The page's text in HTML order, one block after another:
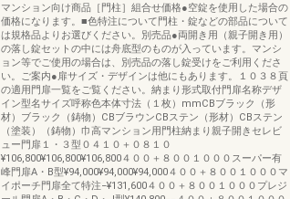
マンション向け商品［門柱］組合せ価格●空錠を使用した場合の
価格になります。■色特注について門柱・錠などの部品について
は規格品よりお選びください。別売品●両開き用（親子開き用）
の落し錠セットの中には舟底型のものが入っています。マンシ
ョン等でご使用の場合は、別売品の落し錠受けをご利用くださ
い。ご案内●扉サイズ・デザインは他にもあります。１０３８頁
の適用門扉一覧をご覧ください。納まり形式取付門扉名称デザ
イン型名サイズ呼称色本体寸法（１枚）mmCBブラック（形
材）ブラック（鋳物）CBブラウンCBステン（形材）CBステン
（塗装）（鋳物）巾高マンション用門柱納まり親子開きセレビ
ュー門扉１・３型０４１０＋０８１０
¥106,800¥106,800¥106,800４００＋８００１０００スーパー有
峰門扉A・B型¥94,000¥94,000¥94,000４００＋８００１０００マ
イポーチ門扉全て特注−¥131,600４００＋８００１０００プレジ